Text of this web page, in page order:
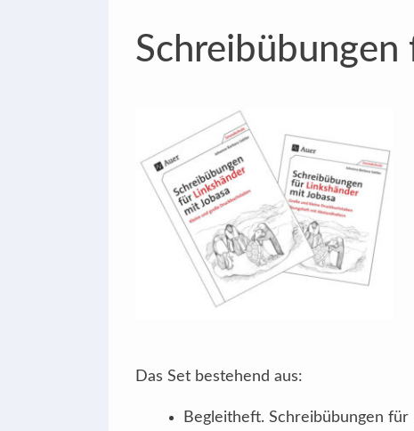
Schreibübungen
Das Set bestehend aus:
Begleitheft. Schreibübungen